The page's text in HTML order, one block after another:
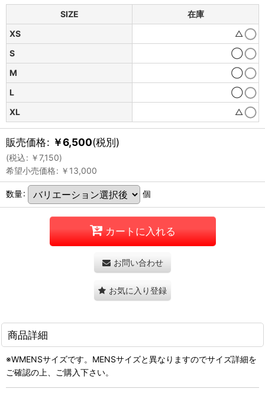
SIZE
在庫
XS
△
S
◯
M
◯
L
◯
XL
△
販売価格: ￥6,500(税別)
(税込: ￥7,150)
希望小売価格: ￥ 13,000
数量: 個
カートに入れる
お問い合わせ
お気に入り登録
商品詳細
※WMENSサイズです。MENSサイズと異なりますのでサイズ詳細を
ご確認の上、ご購入下さい。